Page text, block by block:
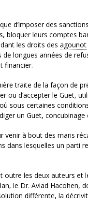
d’imposer des
bloquer leurs comptes
les droits des agounot
longues années de
financier.
traite de la façon de
ou d’accepter le Guet,
sous certaines
un Guet,
venir à bout des maris
dans lesquelles un parti
les deux auteurs et
le Dr. Aviad Hacohen,
différente, la